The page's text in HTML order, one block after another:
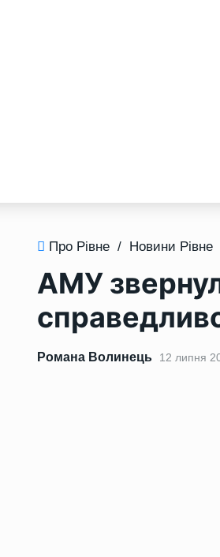
Про Рівне / Новини Рівне
АМУ
Романа Волинець 12 липня